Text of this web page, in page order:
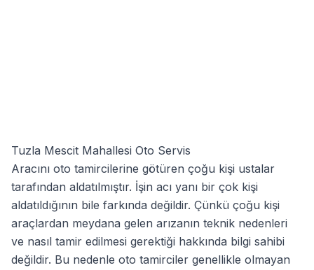
Tuzla Mescit Mahallesi Oto Servis
Aracını oto tamircilerine götüren çoğu kişi ustalar
tarafından aldatılmıştır. İşin acı yanı bir çok kişi
aldatıldığının bile farkında değildir. Çünkü çoğu kişi
araçlardan meydana gelen arızanın teknik nedenleri
ve nasıl tamir edilmesi gerektiği hakkında bilgi sahibi
değildir. Bu nedenle oto tamirciler genellikle olmayan